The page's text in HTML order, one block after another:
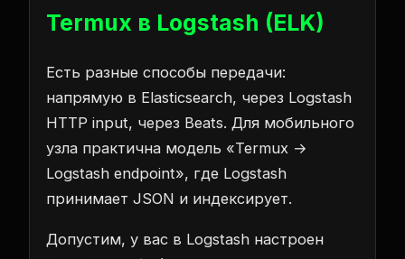
Termux в Logstash (ELK)
Есть разные способы передачи:
напрямую в Elasticsearch, через Logstash
HTTP input, через Beats. Для мобильного
узла практична модель «Termux →
Logstash endpoint», где Logstash
принимает JSON и индексирует.
Допустим, у вас в Logstash настроен